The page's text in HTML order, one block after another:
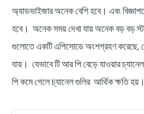
অ্যাডভাইজার অনেক বেশি হবে। এবং
হবে। অনেক সময় দেখা যায় অনেক বড় বড়
গুলোতে একটি এপিসোডে অংশগ্রহণ করেছে,
যায়। যেভাবে টি আর পি বেড়ে যাওয়ার
পি কমে গেলে চ্যানেল গুলির আর্থিক ক্ষতি হয়।